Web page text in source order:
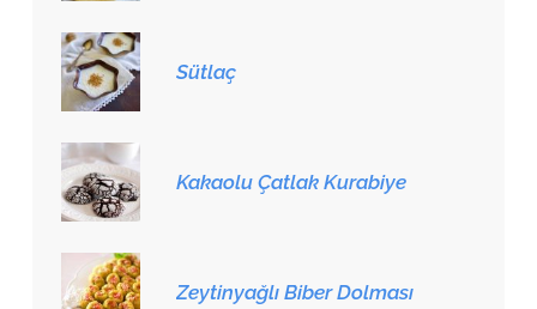
Sütlaç
Kakaolu Çatlak Kurabiye
Zeytinyağlı Biber Dolması